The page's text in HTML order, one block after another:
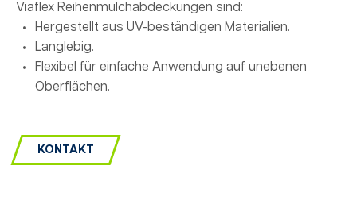
Viaflex Reihenmulchabdeckungen sind:
Hergestellt aus UV-beständigen Materialien.
Langlebig.
Flexibel für einfache Anwendung auf unebenen
Oberflächen.
KONTAKT